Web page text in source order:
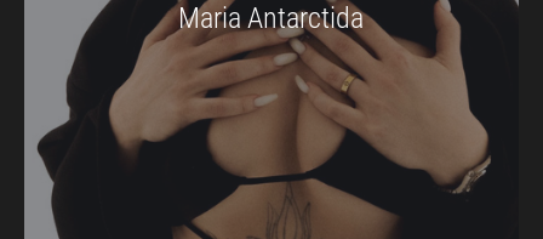
Maria Antarctida